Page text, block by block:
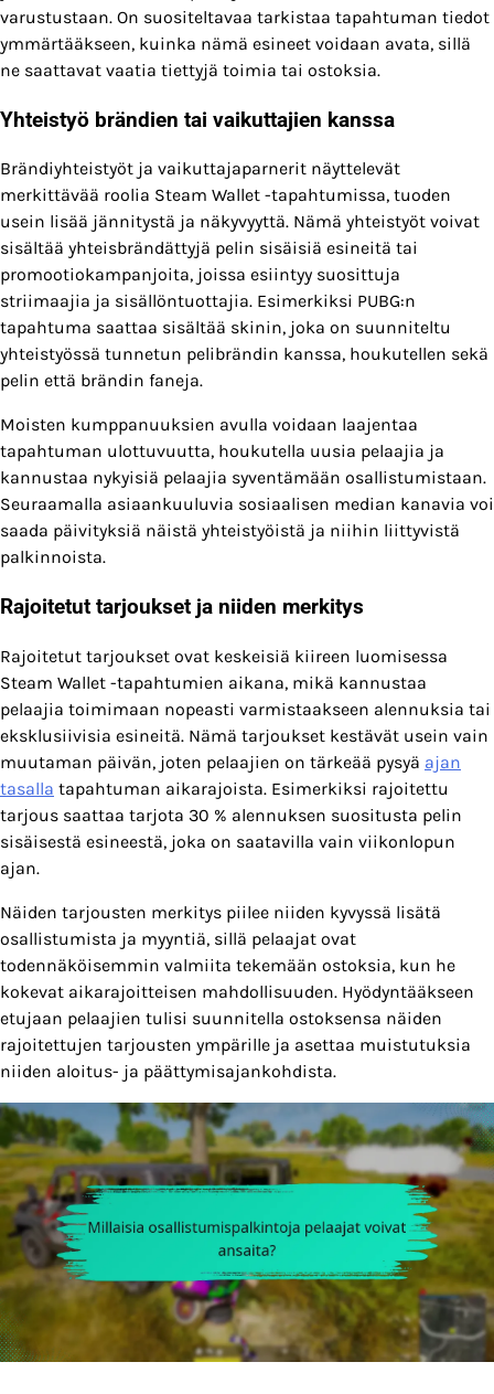
varustustaan. On suositeltavaa tarkistaa tapahtuman tiedot
ymmärtääkseen, kuinka nämä esineet voidaan avata, sillä
ne saattavat vaatia tiettyjä toimia tai ostoksia.
Yhteistyö brändien tai vaikuttajien kanssa
Brändiyhteistyöt ja vaikuttajaparnerit näyttelevät
merkittävää roolia Steam Wallet -tapahtumissa, tuoden
usein lisää jännitystä ja näkyvyyttä. Nämä yhteistyöt voivat
sisältää yhteisbrändättyjä pelin sisäisiä esineitä tai
promootiokampanjoita, joissa esiintyy suosittuja
striimaajia ja sisällöntuottajia. Esimerkiksi PUBG:n
tapahtuma saattaa sisältää skinin, joka on suunniteltu
yhteistyössä tunnetun pelibrändin kanssa, houkutellen sekä
pelin että brändin faneja.
Moisten kumppanuuksien avulla voidaan laajentaa
tapahtuman ulottuvuutta, houkutella uusia pelaajia ja
kannustaa nykyisiä pelaajia syventämään osallistumistaan.
Seuraamalla asiaankuuluvia sosiaalisen median kanavia voi
saada päivityksiä näistä yhteistyöistä ja niihin liittyvistä
palkinnoista.
Rajoitetut tarjoukset ja niiden merkitys
Rajoitetut tarjoukset ovat keskeisiä kiireen luomisessa
Steam Wallet -tapahtumien aikana, mikä kannustaa
pelaajia toimimaan nopeasti varmistaakseen alennuksia tai
eksklusiivisia esineitä. Nämä tarjoukset kestävät usein vain
muutaman päivän, joten pelaajien on tärkeää pysyä ajan
tasalla tapahtuman aikarajoista. Esimerkiksi rajoitettu
tarjous saattaa tarjota 30 % alennuksen suositusta pelin
sisäisestä esineestä, joka on saatavilla vain viikonlopun
ajan.
Näiden tarjousten merkitys piilee niiden kyvyssä lisätä
osallistumista ja myyntiä, sillä pelaajat ovat
todennäköisemmin valmiita tekemään ostoksia, kun he
kokevat aikarajoitteisen mahdollisuuden. Hyödyntääkseen
etujaan pelaajien tulisi suunnitella ostoksensa näiden
rajoitettujen tarjousten ympärille ja asettaa muistutuksia
niiden aloitus- ja päättymisajankohdista.